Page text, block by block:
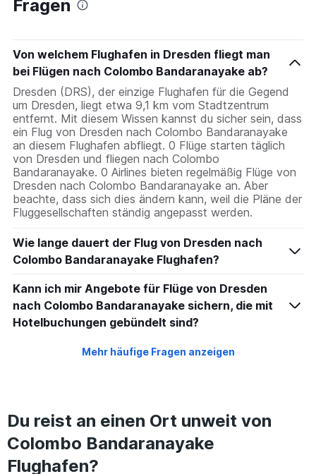
Fragen
Von welchem Flughafen in Dresden fliegt man
bei Flügen nach Colombo Bandaranayake ab?
Dresden (DRS), der einzige Flughafen für die Gegend
um Dresden, liegt etwa 9,1 km vom Stadtzentrum
entfernt. Mit diesem Wissen kannst du sicher sein, dass
ein Flug von Dresden nach Colombo Bandaranayake
an diesem Flughafen abfliegt. 0 Flüge starten täglich
von Dresden und fliegen nach Colombo
Bandaranayake. 0 Airlines bieten regelmäßig Flüge von
Dresden nach Colombo Bandaranayake an. Aber
beachte, dass sich dies ändern kann, weil die Pläne der
Fluggesellschaften ständig angepasst werden.
Wie lange dauert der Flug von Dresden nach
Colombo Bandaranayake Flughafen?
Kann ich mir Angebote für Flüge von Dresden
nach Colombo Bandaranayake sichern, die mit
Hotelbuchungen gebündelt sind?
Mehr häufige Fragen anzeigen
Du reist an einen Ort unweit von
Colombo Bandaranayake
Flughafen?